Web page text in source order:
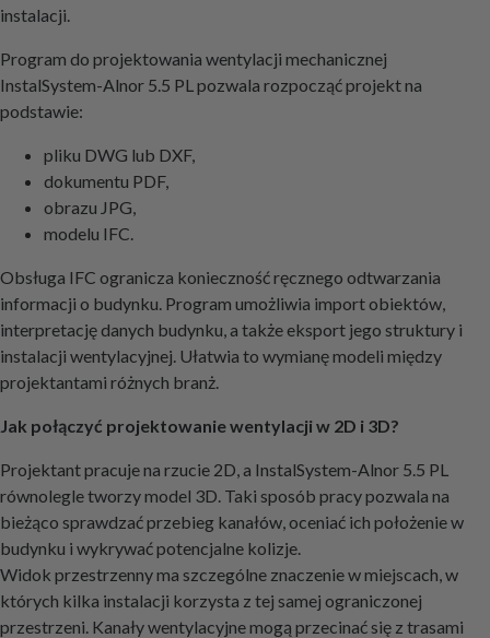
instalacji.
Program do projektowania wentylacji mechanicznej
InstalSystem-Alnor 5.5 PL pozwala rozpocząć projekt na
podstawie:
pliku DWG lub DXF,
dokumentu PDF,
obrazu JPG,
modelu IFC.
Obsługa IFC ogranicza konieczność ręcznego odtwarzania
informacji o budynku. Program umożliwia import obiektów,
interpretację danych budynku, a także eksport jego struktury i
instalacji wentylacyjnej. Ułatwia to wymianę modeli między
projektantami różnych branż.
Jak połączyć projektowanie wentylacji w 2D i 3D?
Projektant pracuje na rzucie 2D, a InstalSystem-Alnor 5.5 PL
równolegle tworzy model 3D. Taki sposób pracy pozwala na
bieżąco sprawdzać przebieg kanałów, oceniać ich położenie w
budynku i wykrywać potencjalne kolizje.
Widok przestrzenny ma szczególne znaczenie w miejscach, w
których kilka instalacji korzysta z tej samej ograniczonej
przestrzeni. Kanały wentylacyjne mogą przecinać się z trasami